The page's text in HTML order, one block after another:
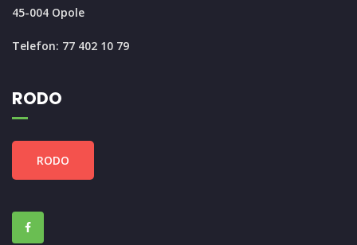
45-004 Opole
Telefon: 77 402 10 79
RODO
RODO